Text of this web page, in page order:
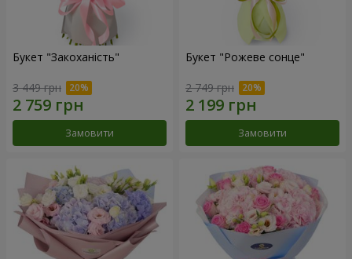
Букет "Закоханість"
3 449 грн
Замовити
Букет "Рожеве сонце"
2 749 грн
Замовити